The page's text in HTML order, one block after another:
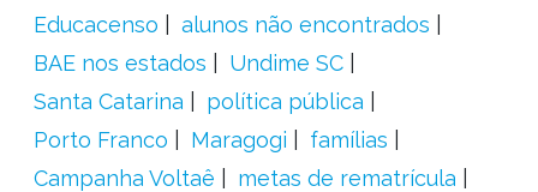
Educacenso
alunos não encontrados
BAE nos estados
Undime SC
Santa Catarina
política pública
Porto Franco
Maragogi
famílias
Campanha Voltaê
metas de rematrícula